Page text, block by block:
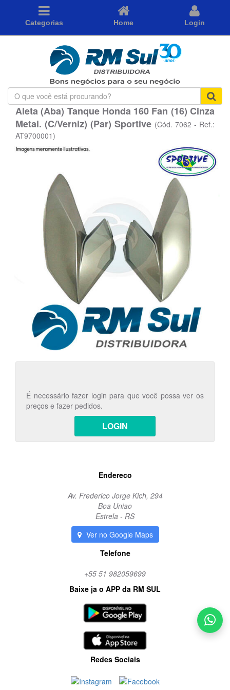
Categorias Home Login
O
que
você
está
procurando?
Aleta (Aba) Tanque Honda 160 Fan (16) Cinza
Metal. (C/Verniz) (Par) Sportive (Cód. 7062 - Ref.:
AT9700001)
É necessário fazer login para que você possa ver os
preços e fazer pedidos.
LOGIN
Endereco
Av. Frederico Jorge Kich, 294
Boa Uniao
Estrela - RS
Ver no Google Maps
Telefone
+55 51 982059699
Baixe ja o APP da RM SUL
Redes Sociais